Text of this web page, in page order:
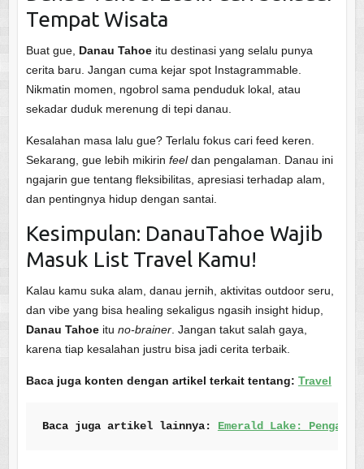
Tempat Wisata
Buat gue, Danau Tahoeitu destinasi yang selalu punya
cerita baru. Jangan cuma kejar spot Instagrammable.
Nikmatin momen, ngobrol sama penduduk lokal, atau
sekadar duduk merenung di tepi danau.
Kesalahan masa lalu gue? Terlalu fokus cari feed keren.
Sekarang, gue lebih mikirin feeldan pengalaman. Danau ini
ngajarin gue tentang fleksibilitas, apresiasi terhadap alam,
dan pentingnya hidup dengan santai.
Kesimpulan: DanauTahoe Wajib
Masuk List Travel Kamu!
Kalau kamu suka alam, danau jernih, aktivitas outdoor seru,
dan vibe yang bisa healing sekaligus ngasih insight hidup,
Danau Tahoeitu no-brainer. Jangan takut salah gaya,
karena tiap kesalahan justru bisa jadi cerita terbaik.
Baca juga konten dengan artikel terkait tentang: Travel
Baca juga artikel lainnya: Emerald Lake: